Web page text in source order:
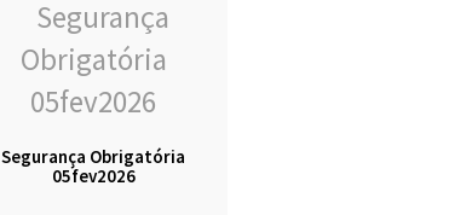
Segurança Obrigatória
05fev2026